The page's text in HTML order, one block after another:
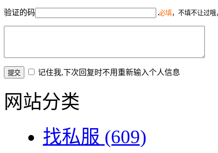
验证的码 必填，不填不让过
记住我,下次回复时不用重新输入个人信息
网站分类
找私服 (609)